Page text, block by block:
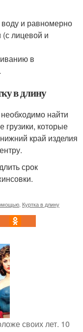
и равномерно
лицевой и
в
в длину
найти
которые
край изделия
срок
Куртка в длину
своих лет. 10